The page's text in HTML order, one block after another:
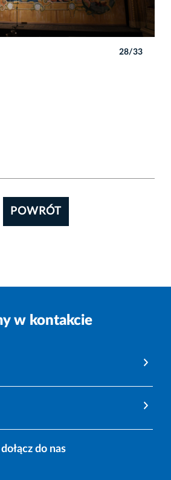
28/33
POWRÓT
w kontakcie
dołącz do nas